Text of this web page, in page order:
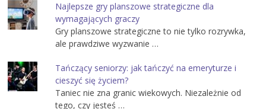
Najlepsze gry planszowe strategiczne dla
wymagających graczy
Gry planszowe strategiczne to nie tylko rozrywka,
ale prawdziwe wyzwanie …
Tańczący seniorzy: jak tańczyć na emeryturze i
cieszyć się życiem?
Taniec nie zna granic wiekowych. Niezależnie od
tego, czy jesteś …